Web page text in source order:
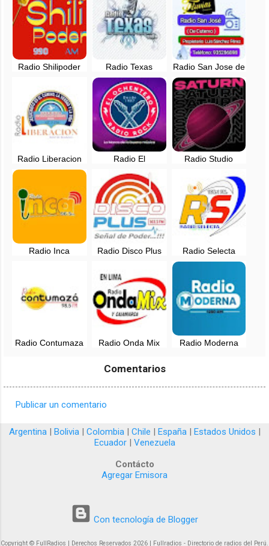
Radio Shilipoder
Radio Texas
Cajabamba en vivo
- 101.9 FM
Radio San Jose de
Cutervo,
Cajamarca
Radio Liberacion
Cajamarca - 107.3
Radio El
- Cajamarca, Perú
Radio Studio
Cajamarca, Perú
Radio Inca
Radio Disco Plus
Radio Selecta
Jaen en vivo -
Cajamarca
Radio Contumaza
Radio Onda Mix
Radio Moderna
Comentarios
o
Publicar un comentario
Argentina| Bolivia| Colombia| Chile | España| Estados Unidos |
Ecuador| Venezuela
Contácto
Agregar Emisora
Con tecnología de Blogger
Copyright © FullRadios | Derechos Reservados 2026 | Fullradios - Directorio de radios del Perú.